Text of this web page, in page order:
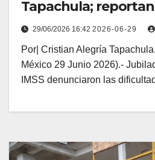
Tapachula;
una adulta mayor
29/06/2026 16:42 2026-06-29
Por| Cristian Alegría
México 29 Junio 2026).-
IMSS denunciaron las